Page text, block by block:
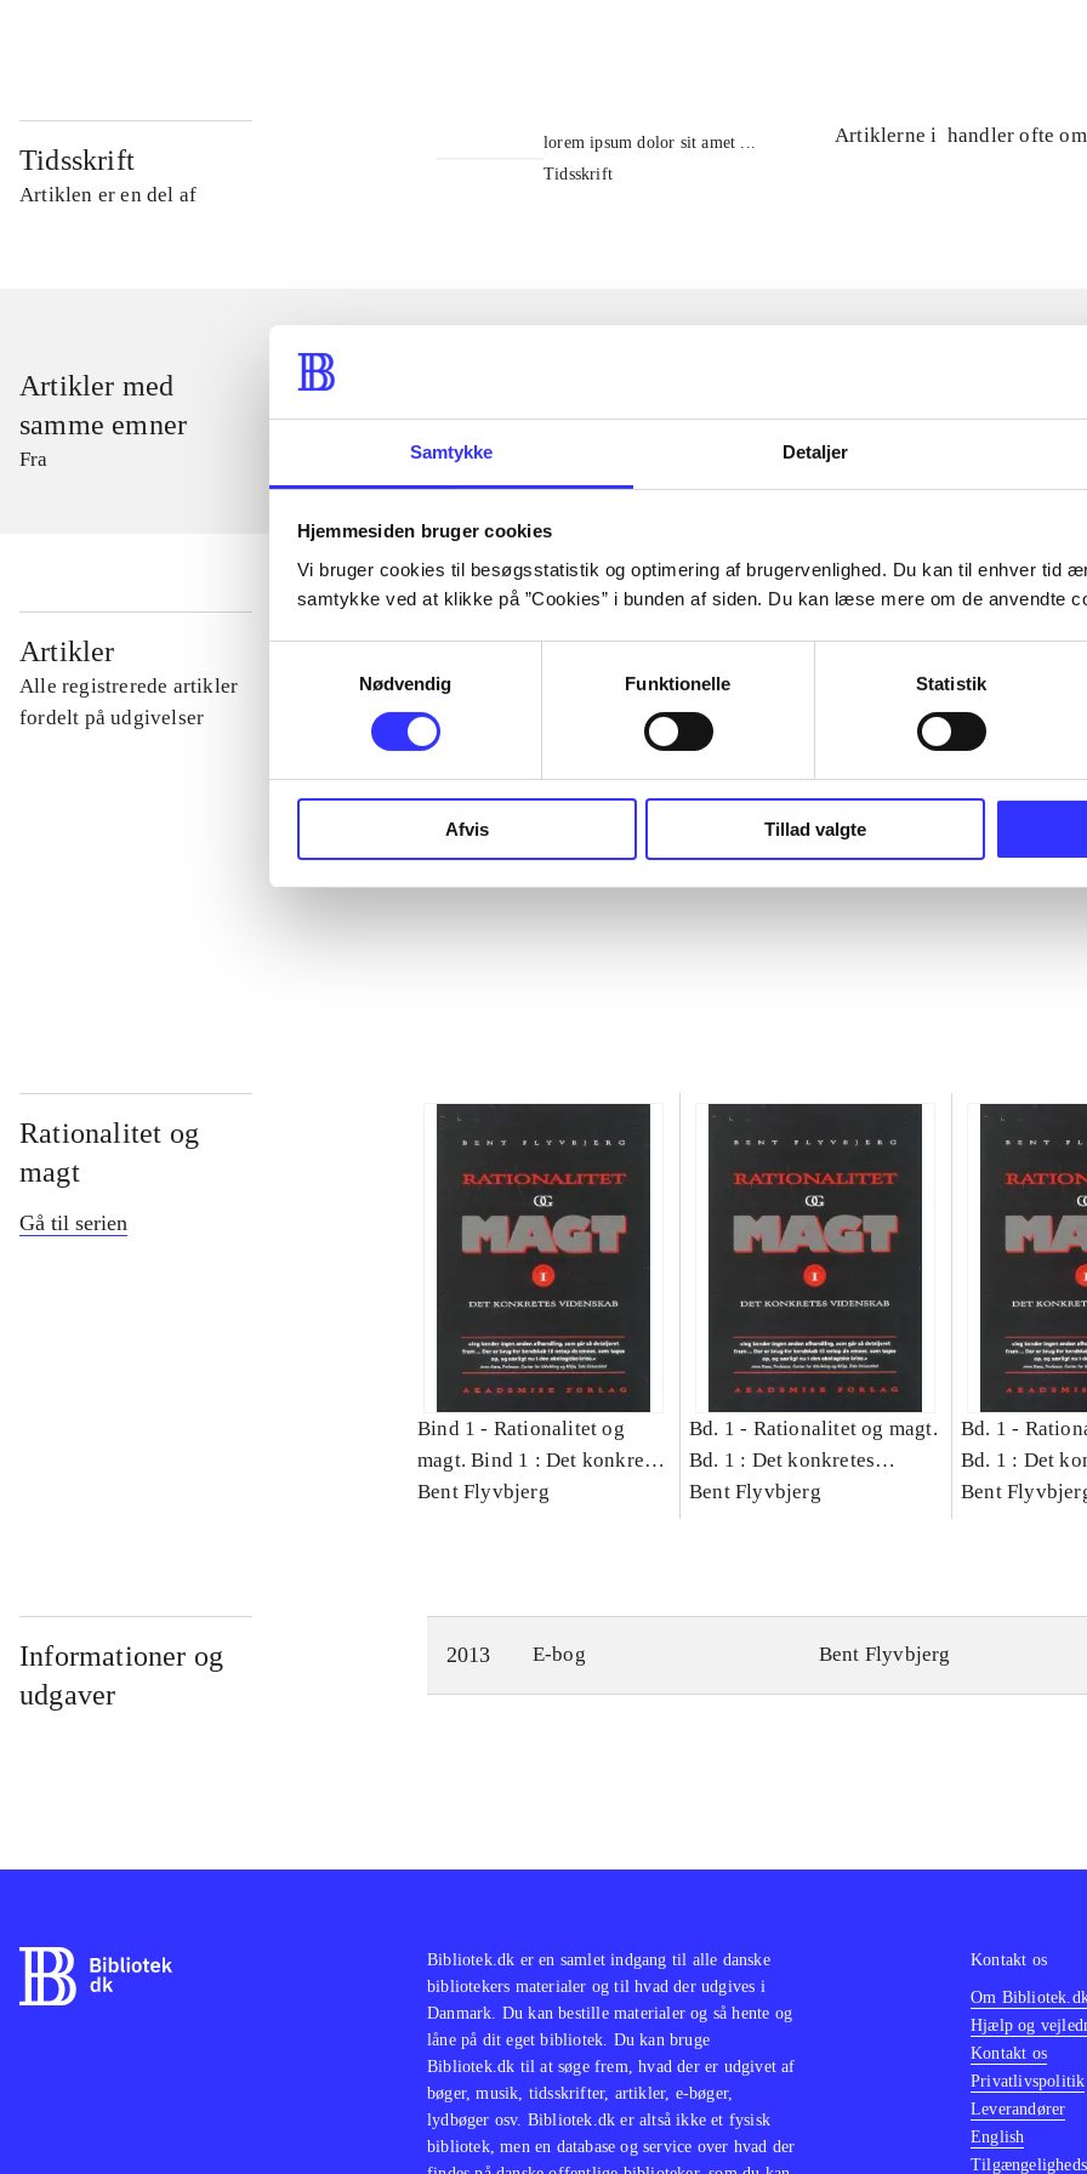
Samtykke Detaljer
Hjemmesiden bruger cookies
Vi bruger cookies til besøgsstatistik og optimering af brugervenlighed. Du kan til enhver tid
samtykke ved at klikke på ”Cookies” i bunden af siden. Du kan læse mere om de anvendte
Nødvendig
Funktionelle Statistik
Afvis Tillad valgte
Tidsskrift
Artiklen er en del af
lorem ipsum dolor sit amet ...
Tidsskrift
Artiklerne i handler ofte om
Artikler med
samme emner
Fra
Artikler
Alle registrerede artikler
fordelt på udgivelser
...
Rationalitet og
magt
Gå til serien
Bind 1 - Rationalitet og
magt. Bind 1 : Det konkretes
videnskab
Bent Flyvbjerg
Bd. 1 - Rationalitet og magt.
Bd. 1 : Det konkretes
videnskab
Bent Flyvbjerg
Bd. 1 -
Bd. 1 : Det
videnskab
Bent
Informationer og
udgaver
2013 E-bog Bent Flyvbjerg
Bibliotek.dk er en samlet indgang til alle danske
bibliotekers materialer og til hvad der udgives i
Danmark. Du kan bestille materialer og så hente og
låne på dit eget bibliotek. Du kan bruge
Bibliotek.dk til at søge frem, hvad der er udgivet af
bøger, musik, tidsskrifter, artikler, e-bøger,
lydbøger osv. Bibliotek.dk er altså ikke et fysisk
bibliotek, men en database og service over hvad der
Kontakt os
Om
Hjælp og
Kontakt os
Privatlivspolitik
Leverandører
English